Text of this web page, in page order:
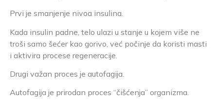
Prvi je smanjenje nivoa insulina.
Kada insulin padne, telo ulazi u stanje u kojem više ne
troši samo šećer kao gorivo, već počinje da koristi masti
i aktivira procese regeneracije.
Drugi važan proces je autofagija.
Autofagija je prirodan proces “čišćenja” organizma.